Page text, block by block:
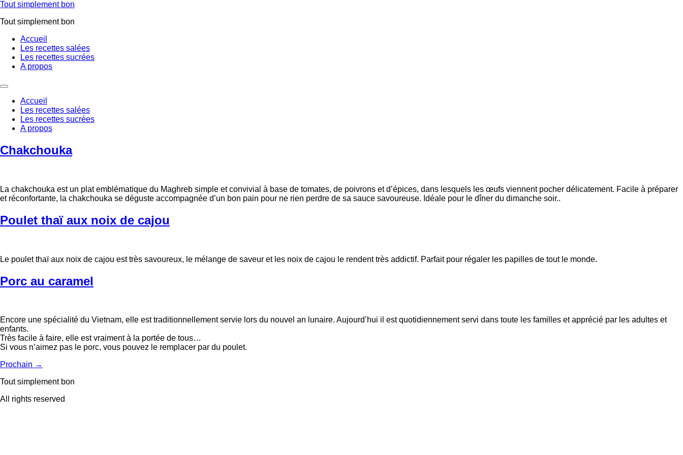
Aller
contenu
Tout simplement bon
Tout simplement bon
Accueil
Les recettes salées
Les recettes sucrées
A propos
Accueil
Les recettes salées
Les recettes sucrées
A propos
Chakchouka
La chakchouka est un plat emblématique du Maghreb simple et convivial à base de tomates, de poivrons et d’épices, dans lesquels les œufs viennent pocher délicatement. Facile à préparer
et réconfortante, la chakchouka se déguste accompagnée d’un bon pain pour ne rien perdre de sa sauce savoureuse. Idéale pour le dîner du dimanche soir..
Poulet thaï aux noix de cajou
Le poulet thaï aux noix de cajou est très savoureux, le mélange de saveur et les noix de cajou le rendent très addictif. Parfait pour régaler les papilles de tout le monde.
Porc au caramel
Encore une spécialité du Vietnam, elle est traditionnellement servie lors du nouvel an lunaire. Aujourd’hui il est quotidiennement servi dans toute les familles et apprécié par les adultes et
enfants.
Très facile à faire, elle est vraiment à la portée de tous…
Si vous n’aimez pas le porc, vous pouvez le remplacer par du poulet.
Prochain →
Tout simplement bon
All rights reserved